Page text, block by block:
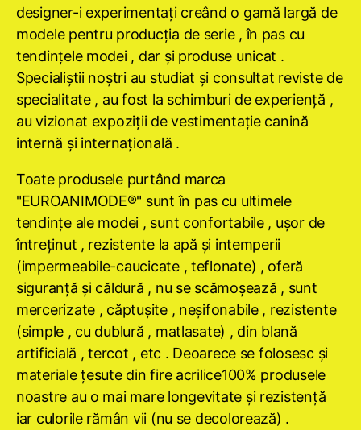
designer-i experimentaţi creând o gamă largă de
modele pentru producţia de serie , în pas cu
tendinţele modei , dar şi produse unicat .
Specialiştii noştri au studiat şi consultat reviste de
specialitate , au fost la schimburi de experienţă ,
au vizionat expoziţii de vestimentaţie canină
internă şi internaţională .
Toate produsele purtând marca
"EUROANIMODE®" sunt în pas cu ultimele
tendinţe ale modei , sunt confortabile , uşor de
întreţinut , rezistente la apă şi intemperii
(impermeabile-caucicate , teflonate) , oferă
siguranţă şi căldură , nu se scămoşează , sunt
mercerizate , căptuşite , neşifonabile , rezistente
(simple , cu dublură , matlasate) , din blană
artificială , tercot , etc . Deoarece se folosesc şi
materiale ţesute din fire acrilice100% produsele
noastre au o mai mare longevitate şi rezistenţă
iar culorile rămân vii (nu se decolorează) .